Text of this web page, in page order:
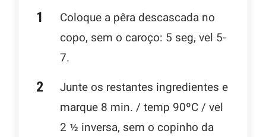
Coloque a pêra descascada no
copo, sem o caroço: 5 seg, vel 5-
7.
Junte os restantes ingredientes e
marque 8 min. / temp 90ºC / vel
2 ½ inversa, sem o copinho da